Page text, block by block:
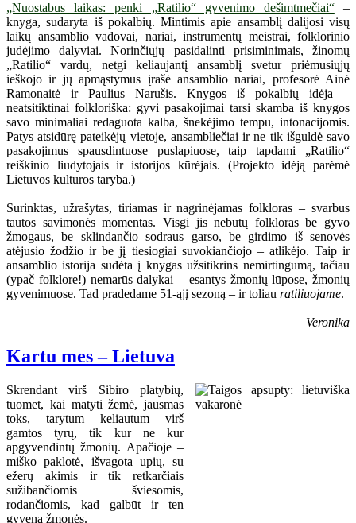
„Nuostabus laikas: penki „Ratilio“ gyvenimo dešimtmečiai“–
knyga, sudaryta iš pokalbių. Mintimis apie ansamblį dalijosi visų
laikų ansamblio vadovai, nariai, instrumentų meistrai, folklorinio
judėjimo dalyviai. Norinčiųjų pasidalinti prisiminimais, žinomų
„Ratilio“ vardų, netgi keliaujantį ansamblį svetur priėmusiųjų
ieškojo ir jų apmąstymus įrašė ansamblio nariai, profesorė Ainė
Ramonaitė ir Paulius Narušis. Knygos iš pokalbių idėja –
neatsitiktinai folkloriška: gyvi pasakojimai tarsi skamba iš knygos
savo minimaliai redaguota kalba, šnekėjimo tempu, intonacijomis.
Patys atsidūrę pateikėjų vietoje, ansambliečiai ir ne tik išguldė savo
pasakojimus spausdintuose puslapiuose, taip tapdami „Ratilio“
reiškinio liudytojais ir istorijos kūrėjais. (Projekto idėją parėmė
Lietuvos kultūros taryba.)
Surinktas, užrašytas, tiriamas ir nagrinėjamas folkloras – svarbus
tautos savimonės momentas. Visgi jis nebūtų folkloras be gyvo
žmogaus, be sklindančio sodraus garso, be girdimo iš senovės
atėjusio žodžio ir be jį tiesiogiai suvokiančiojo – atlikėjo. Taip ir
ansamblio istorija sudėta į knygas užsitikrins nemirtingumą, tačiau
(ypač folklore!) nemarūs dalykai – esantys žmonių lūpose, žmonių
gyvenimuose. Tad pradedame 51-ąjį sezoną – ir toliau ratiliuojame.
Veronika
Kartu mes – Lietuva
Skrendant virš Sibiro platybių,
tuomet, kai matyti žemė, jausmas
toks, tarytum keliautum virš
gamtos tyrų, tik kur ne kur
apgyvendintų žmonių. Apačioje –
miško paklotė, išvagota upių, su
ežerų akimis ir tik retkarčiais
sužibančiomis šviesomis,
rodančiomis, kad galbūt ir ten
gyvena žmonės.